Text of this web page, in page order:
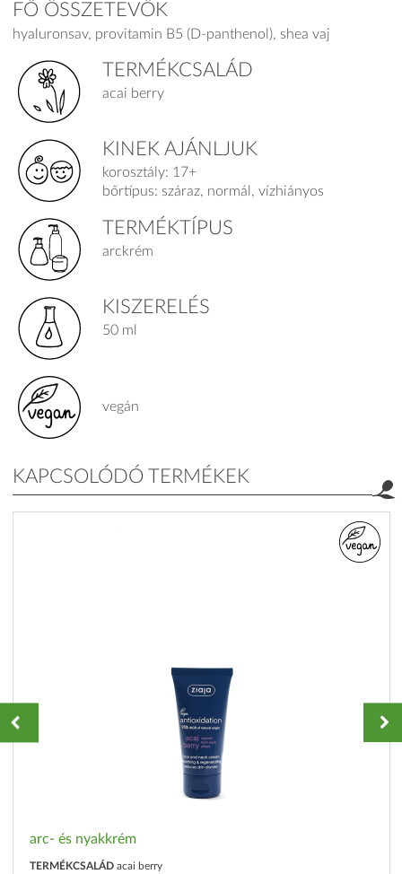
FŐ ÖSSZETEVŐK
hyaluronsav, provitamin B5 (D-panthenol), shea vaj
TERMÉKCSALÁD
acai berry
KINEK AJÁNLJUK
korosztály: 17+
bőrtípus: száraz, normál, vízhiányos
TERMÉKTÍPUS
arckrém
KISZERELÉS
50 ml
vegán
KAPCSOLÓDÓ TERMÉKEK
arc- és nyakkrém
TERMÉKCSALÁD acai berry